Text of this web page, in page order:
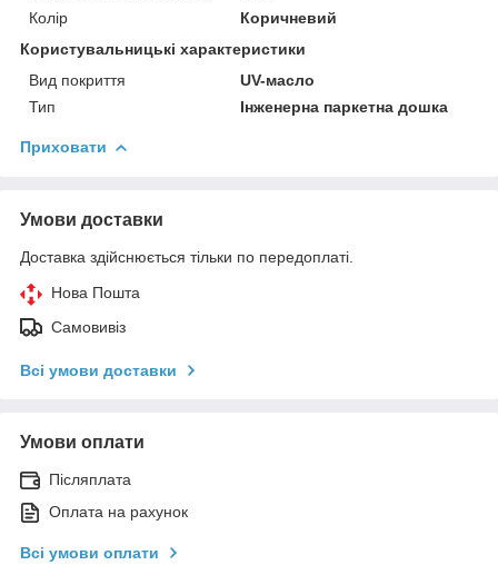
Колір
Коричневий
Користувальницькі характеристики
Вид покриття
UV-масло
Тип
Інженерна паркетна дошка
Приховати
Умови доставки
Доставка здійснюється тільки по передоплаті.
Нова Пошта
Самовивіз
Всі умови доставки
Умови оплати
Післяплата
Оплата на рахунок
Всі умови оплати